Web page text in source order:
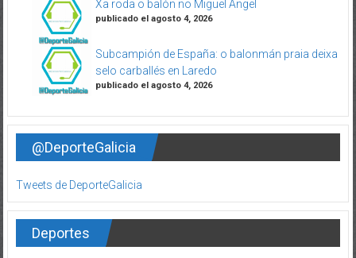
Xa roda o balón no Miguel Ángel
publicado el agosto 4, 2026
Subcampión de España: o balonmán praia deixa
selo carballés en Laredo
publicado el agosto 4, 2026
@DeporteGalicia
Tweets de DeporteGalicia
Deportes